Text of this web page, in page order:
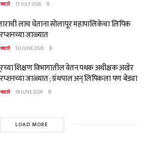
13 JULY 2026 0
लाच घेताना सोलापूर महापालिकेचा लिपिक
जाळ्यात
30 JUNE 2026 0
शिक्षण विभागातील वेतन पथक अधीक्षक अखेर
जाळ्यात ; ग्रंथपाल अन् लिपिकला पण बेड्या
18 JUNE 2026 0
LOAD MORE